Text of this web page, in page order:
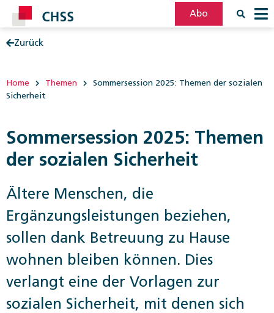
Abo
Zurück
Home Themen
Sommersession 2025: Themen der sozialen
Sicherheit
Sommersession 2025: Themen
der sozialen Sicherheit
Ältere Menschen, die
Ergänzungsleistungen beziehen,
sollen dank Betreuung zu Hause
wohnen bleiben können. Dies
verlangt eine der Vorlagen zur
sozialen Sicherheit, mit denen sich